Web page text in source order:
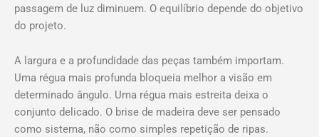
passagem de luz diminuem. O equilíbrio depende do objetivo
do projeto.
A largura e a profundidade das peças também importam.
Uma régua mais profunda bloqueia melhor a visão em
determinado ângulo. Uma régua mais estreita deixa o
conjunto delicado. O brise de madeira deve ser pensado
como sistema, não como simples repetição de ripas.